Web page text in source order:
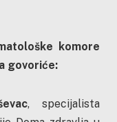
komore
govoriće:
, specijalista